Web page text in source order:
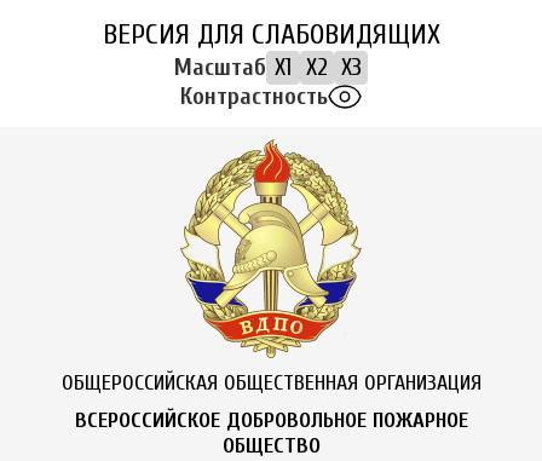
ВЕРСИЯ ДЛЯ СЛАБОВИДЯЩИХ
Масштаб X1 X2 X3
Контрастность
ОБЩЕРОССИЙСКАЯ ОБЩЕСТВЕННАЯ ОРГАНИЗАЦИЯ
ВСЕРОССИЙСКОЕ ДОБРОВОЛЬНОЕ ПОЖАРНОЕ
ОБЩЕСТВО